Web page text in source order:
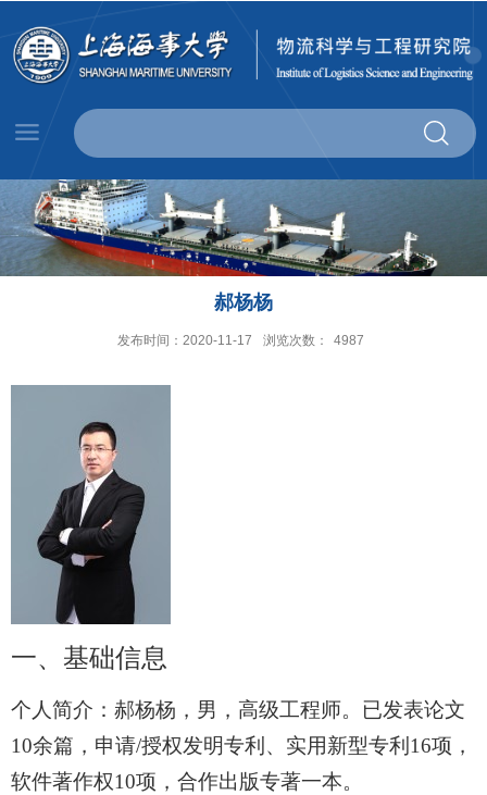
郝杨杨
发布时间：2020-11-17 浏览次数： 4987
一、 基础信息
个人简介： 郝杨杨 ，男， 高级工程师。已发表论文
10余篇，申请/授权发明专利、实用新型专利 16项，
软件著作权10项，合作出版专著一本。